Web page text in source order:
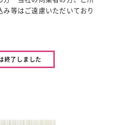
等はご遠慮いただいており
終了しました